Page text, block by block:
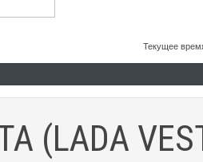
Текущее
(LADA